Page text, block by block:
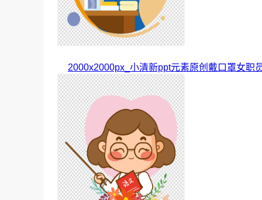
2000x2000px_小清新ppt元素原创戴口罩女职